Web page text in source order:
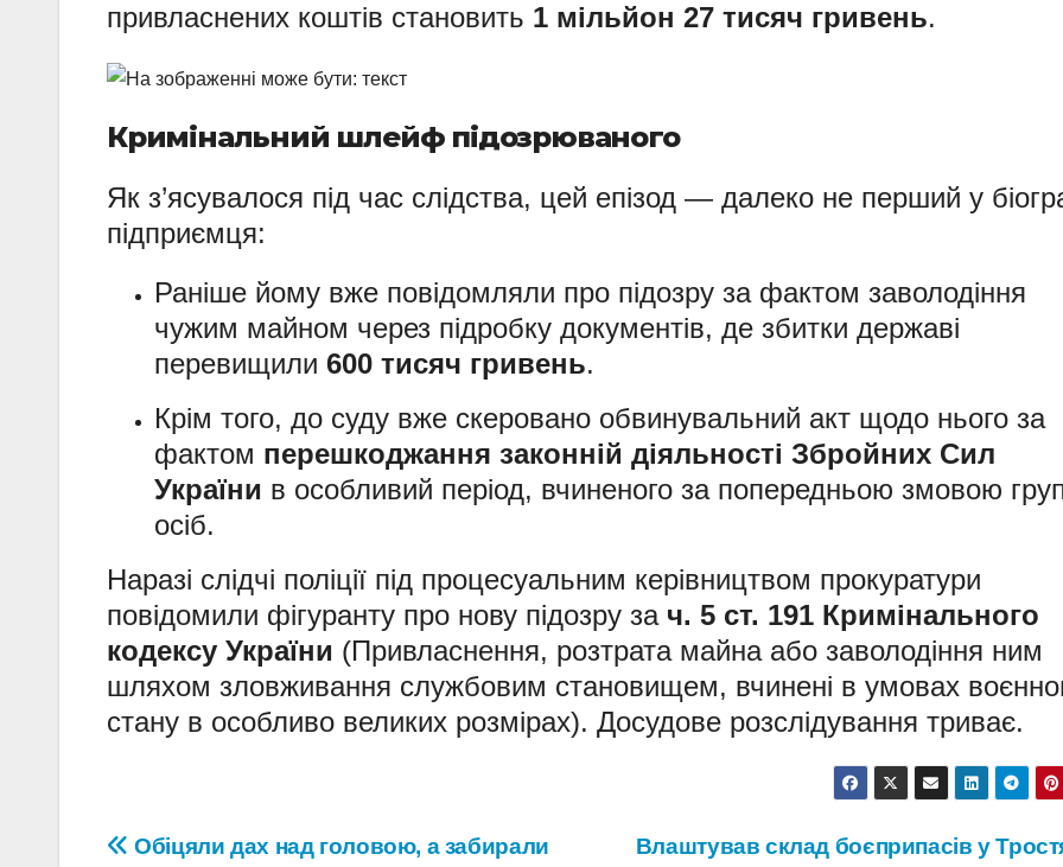
привласнених коштів становить 1 мільйон 27 тисяч гривень.
Кримінальний шлейф підозрюваного
Як з’ясувалося під час слідства, цей епізод — далеко не перший у
підприємця:
Раніше йому вже повідомляли про підозру за фактом заволодіння
чужим майном через підробку документів, де збитки державі
перевищили 600 тисяч гривень.
Крім того, до суду вже скеровано обвинувальний акт щодо нього за
фактом перешкоджання законній діяльності Збройних Сил
України в особливий період, вчиненого за попередньою змовою
осіб.
Наразі слідчі поліції під процесуальним керівництвом прокуратури
повідомили фігуранту про нову підозру за ч. 5 ст. 191 Кримінального
кодексу України (Привласнення, розтрата майна або заволодіння ним
шляхом зловживання службовим становищем, вчинені в умовах
стану в особливо великих розмірах). Досудове розслідування триває.
Навігація
Влаштував склад боєприпасів у
Обіцяли дах над головою, а забирали